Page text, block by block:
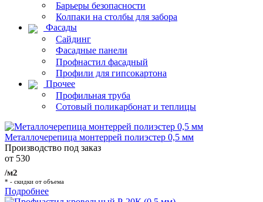
Барьеры безопасности
Колпаки на столбы для забора
Фасады
Сайдинг
Фасадные панели
Профнастил фасадный
Профили для гипсокартона
Прочее
Профильная труба
Сотовый поликарбонат и теплицы
Металлочерепица монтеррей полиэстер 0,5 мм
Производство под заказ
от 530
/м2
* - скидки от объема
Подробнее